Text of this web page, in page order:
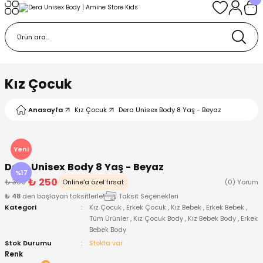
Kız Çocuk
Anasayfa Kız Çocuk Dera Unisex Body 8 Yaş - Beyaz
Yeni
%17
Dera Unisex Body 8 Yaş - Beyaz
₺ 300 ₺ 250 Online'a özel fırsat
(0) Yorum
₺ 48 den başlayan taksitlerle!
Taksit Seçenekleri
Kategori
Kız Çocuk , Erkek Çocuk , Kız Bebek , Erkek Bebek ,
Tüm Ürünler , Kız Çocuk Body , Kız Bebek Body , Erkek
Bebek Body
Stok Durumu
Stokta var
Renk
Giyim
Bere ve Eldiven
Bere ve Eldiven
Body
ve Patik
Çıkışı ve Zıbın Seti
Ürünleri